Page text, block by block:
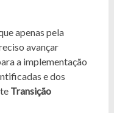
apenas pela
avançar
a implementação
e dos
Transição